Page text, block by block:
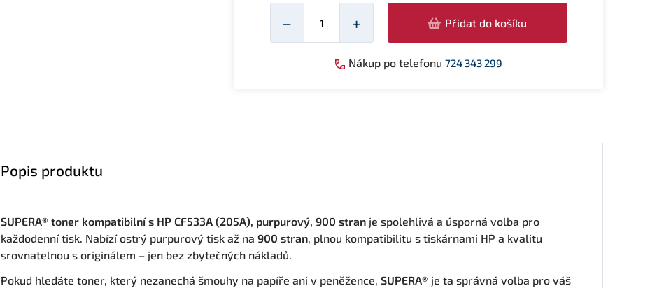
−
Množství
+ Přidat do košíku
Nákup po telefonu 724 343 299
Popis produktu
SUPERA® toner kompatibilní s HP CF533A (205A), purpurový, 900 stran je spolehlivá a úsporná volba pro
každodenní tisk. Nabízí ostrý purpurový tisk až na 900 stran, plnou kompatibilitu s tiskárnami HP a kvalitu
srovnatelnou s originálem – jen bez zbytečných nákladů.
Pokud hledáte toner, který nezanechá šmouhy na papíře ani v peněžence, SUPERA® je ta správná volba pro váš